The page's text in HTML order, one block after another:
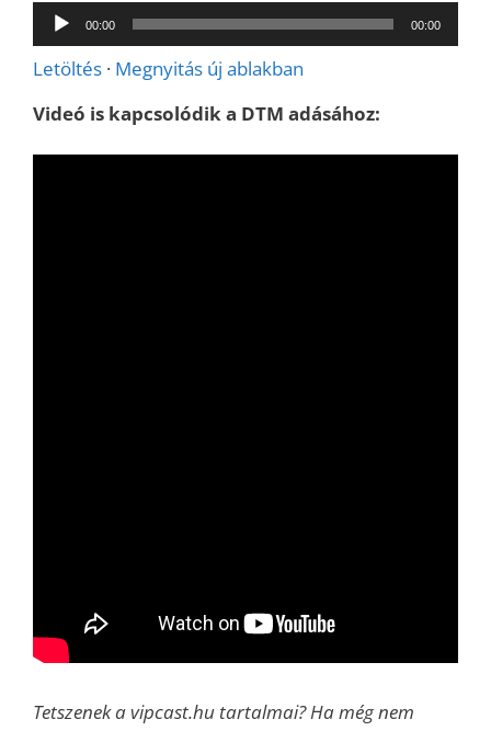
Audió
lejátszó
00:00 00:00
Letöltés · Megnyitás új ablakban
Videó is kapcsolódik a DTM adásához:
Tetszenek a vipcast.hu tartalmai? Ha még nem